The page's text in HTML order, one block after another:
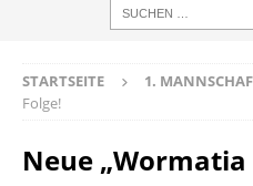
STARTSEITE 1.
Folge!
Neue